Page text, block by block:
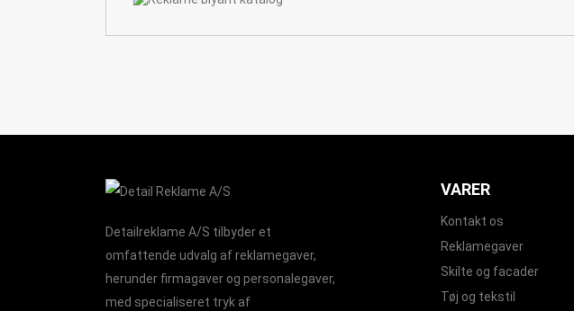
Detailreklame A/S tilbyder et
omfattende udvalg af reklamegaver,
herunder firmagaver og personalegaver,
med specialiseret tryk af
VARER
Kontakt os
Reklamegaver
Skilte og facader
Tøj og tekstil